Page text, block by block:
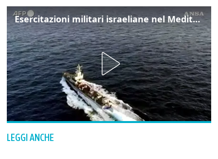
Esercitazioni militari israeliane nel Mediterraneo e nel Mar Rosso
LEGGI ANCHE